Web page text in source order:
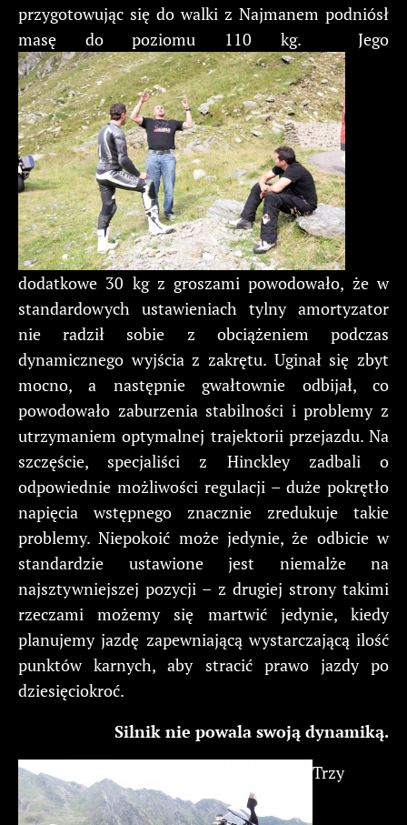
przygotowując się do walki z Najmanem podniósł
masę do poziomu 110 kg. Jego
dodatkowe 30 kg z groszami powodowało, że w
standardowych ustawieniach tylny amortyzator
nie radził sobie z obciążeniem podczas
dynamicznego wyjścia z zakrętu. Uginał się zbyt
mocno, a następnie gwałtownie odbijał, co
powodowało zaburzenia stabilności i problemy z
utrzymaniem optymalnej trajektorii przejazdu. Na
szczęście, specjaliści z Hinckley zadbali o
odpowiednie możliwości regulacji – duże pokrętło
napięcia wstępnego znacznie zredukuje takie
problemy. Niepokoić może jedynie, że odbicie w
standardzie ustawione jest niemalże na
najsztywniejszej pozycji – z drugiej strony takimi
rzeczami możemy się martwić jedynie, kiedy
planujemy jazdę zapewniającą wystarczającą ilość
punktów karnych, aby stracić prawo jazdy po
dziesięciokroć.
Silnik nie powala swoją dynamiką.
Trzy